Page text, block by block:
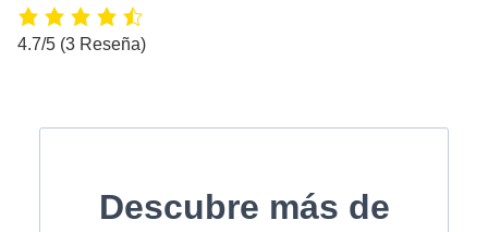
4.7/5 (3 Reseña)